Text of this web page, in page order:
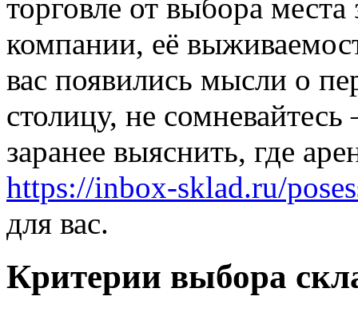
торговле от выбора
компании, её
вас появились мысли о
столицу, не
заранее выяснить, где
https://inbox-sklad.ru/
для вас.
Критерии выбора